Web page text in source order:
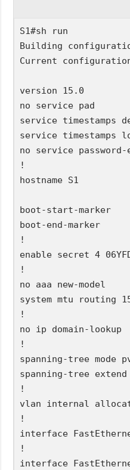
S1#sh run
Building
Current
version 15.0
no service pad
service timestamps
service timestamps
no service
!
hostname S1
boot-start-marker
boot-end-marker
!
enable secret 4
!
no aaa new-model
system mtu routing
!
no ip domain-lookup
!
spanning-tree mode
spanning-tree
!
vlan internal
!
interface
!
interface